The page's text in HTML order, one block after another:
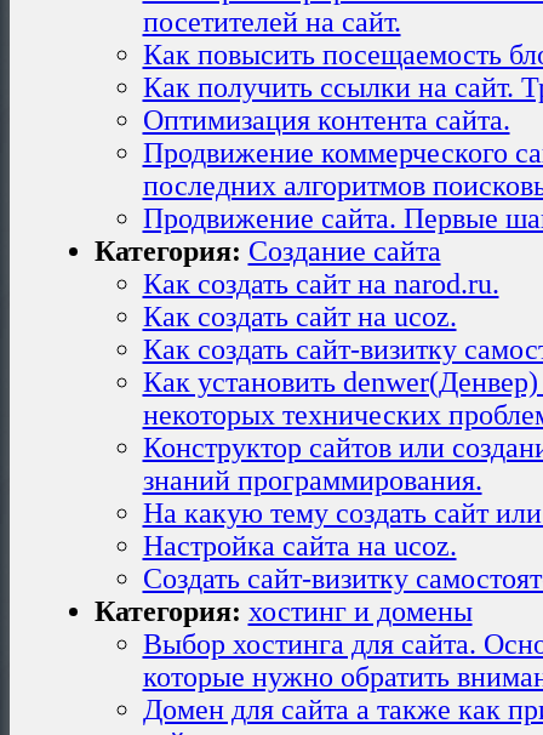
посетителей на сайт.
Как повысить посещаемость
Как получить ссылки на сайт.
Оптимизация контента сайта.
Продвижение коммерческого
последних алгоритмов
Продвижение сайта. Первые
Категория: Создание сайта
Как создать сайт на narod.ru.
Как создать сайт на ucoz.
Как создать сайт-визитку
Как установить
некоторых технических
Конструктор сайтов или
знаний программирования.
На какую тему создать сайт или
Настройка сайта на ucoz.
Создать сайт-визитку
Категория: хостинг и домены
Выбор хостинга для сайта.
которые нужно обратить
Домен для сайта а также как